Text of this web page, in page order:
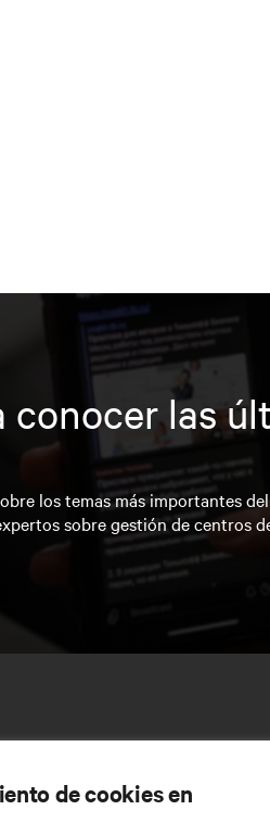
conocer las
los temas más importantes
sobre gestión de centros
de cookies en